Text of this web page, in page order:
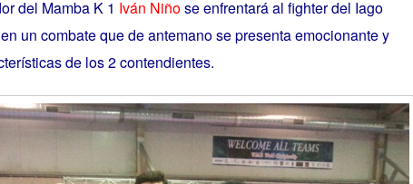
del Mamba K 1 Iván Niñose enfrentará al fighter del Iago
un combate que de antemano se presenta emocionante y
de los 2 contendientes.